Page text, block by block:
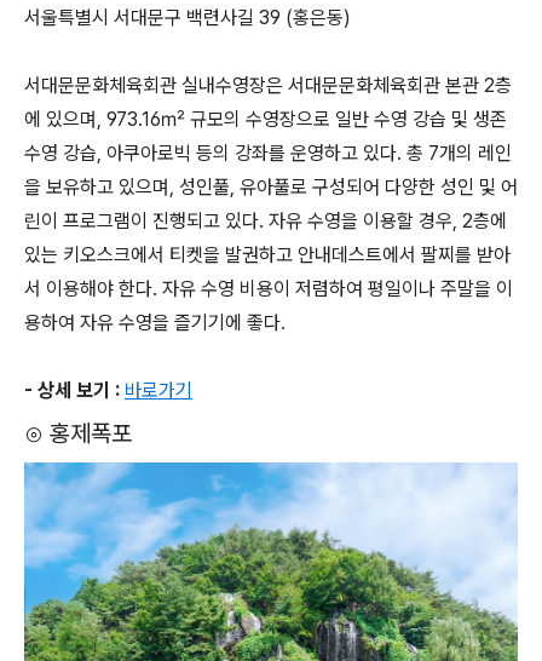
서울특별시 서대문구 백련사길 39 (홍은동)
서대문문화체육회관 실내수영장은 서대문문화체육회관 본관 2층
에 있으며, 973.16㎡ 규모의 수영장으로 일반 수영 강습 및 생존
수영 강습, 아쿠아로빅 등의 강좌를 운영하고 있다. 총 7개의 레인
을 보유하고 있으며, 성인풀, 유아풀로 구성되어 다양한 성인 및 어
린이 프로그램이 진행되고 있다. 자유 수영을 이용할 경우, 2층에
있는 키오스크에서 티켓을 발권하고 안내데스트에서 팔찌를 받아
서 이용해야 한다. 자유 수영 비용이 저렴하여 평일이나 주말을 이
용하여 자유 수영을 즐기기에 좋다.
- 상세 보기 : 바로가기
⊙ 홍제폭포